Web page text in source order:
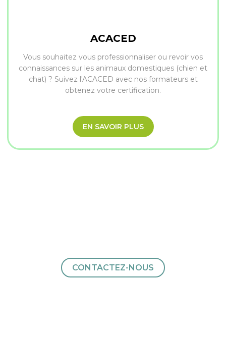
ACACED
Vous souhaitez vous professionnaliser ou revoir vos
connaissances sur les animaux domestiques (chien et
chat) ? Suivez l'ACACED avec nos formateurs et
obtenez votre certification.
EN SAVOIR PLUS
CONTACTEZ-NOUS